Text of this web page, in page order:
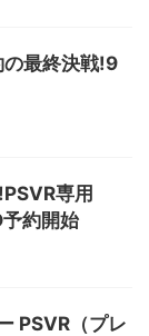
の最終決戦!9
専用
約開始
PSVR（プレ